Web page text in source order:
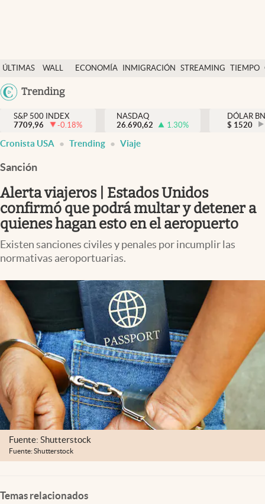
ÚLTIMAS
NOTICIAS
WALL
DÓLAR
ECONOMÍA INMIGRACIÓN STREAMING TIEMPO
México
Trending
Finanzas y economía
Wall Street y dólar
Inmigración
Espiritual
Streaming
PC y mobile
S&P 500 INDEX
7709,96
-0.18%
NASDAQ
26.690,62
1.30%
DÓLAR
$ 1520
Cronista USA Trending Viaje
Sanción
Alerta viajeros | Estados Unidos
confirmó que podrá multar y detener a
quienes hagan esto en el aeropuerto
Existen sanciones civiles y penales por incumplir las
normativas aeroportuarias.
Fuente: Shutterstock
Fuente: Shutterstock
Temas relacionados